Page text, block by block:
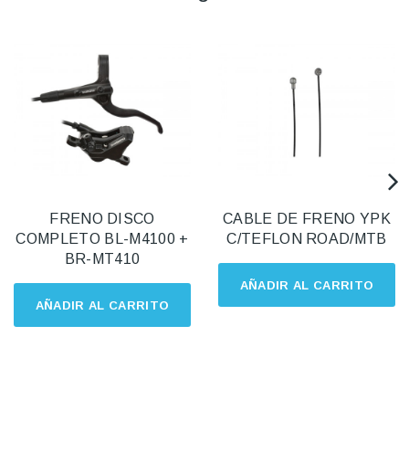
AÑADIR AL CARRITO
FRENO DISCO
COMPLETO BL-M4100 +
BR-MT410
AÑADIR AL CARRITO
CABLE DE FRENO YPK
C/TEFLON ROAD/MTB